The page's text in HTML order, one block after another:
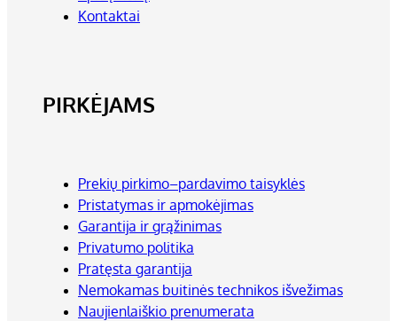
Kontaktai
PIRKĖJAMS
Prekių pirkimo–pardavimo taisyklės
Pristatymas ir apmokėjimas
Garantija ir grąžinimas
Privatumo politika
Pratęsta garantija
Nemokamas buitinės technikos išvežimas
Naujienlaiškio prenumerata